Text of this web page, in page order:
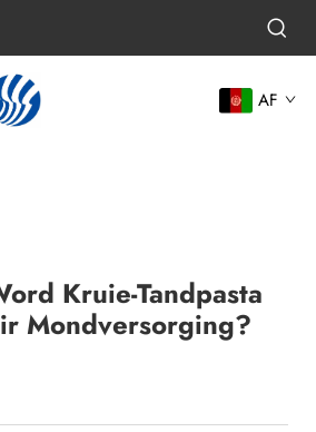
AF
Kruie-Tandpasta
Mondversorging?